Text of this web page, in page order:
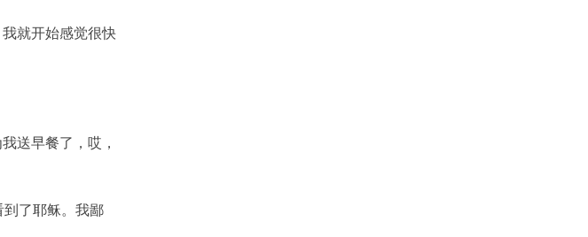
就开始感觉很快
送早餐了，哎，
了耶稣。我鄙